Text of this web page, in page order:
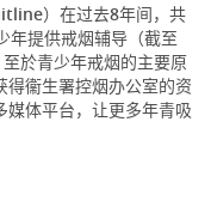
）在过去8年间，共
年提供戒烟辅导（截至
於青少年戒烟的主要原
得衞生署控烟办公室的资
媒体平台，让更多年青吸